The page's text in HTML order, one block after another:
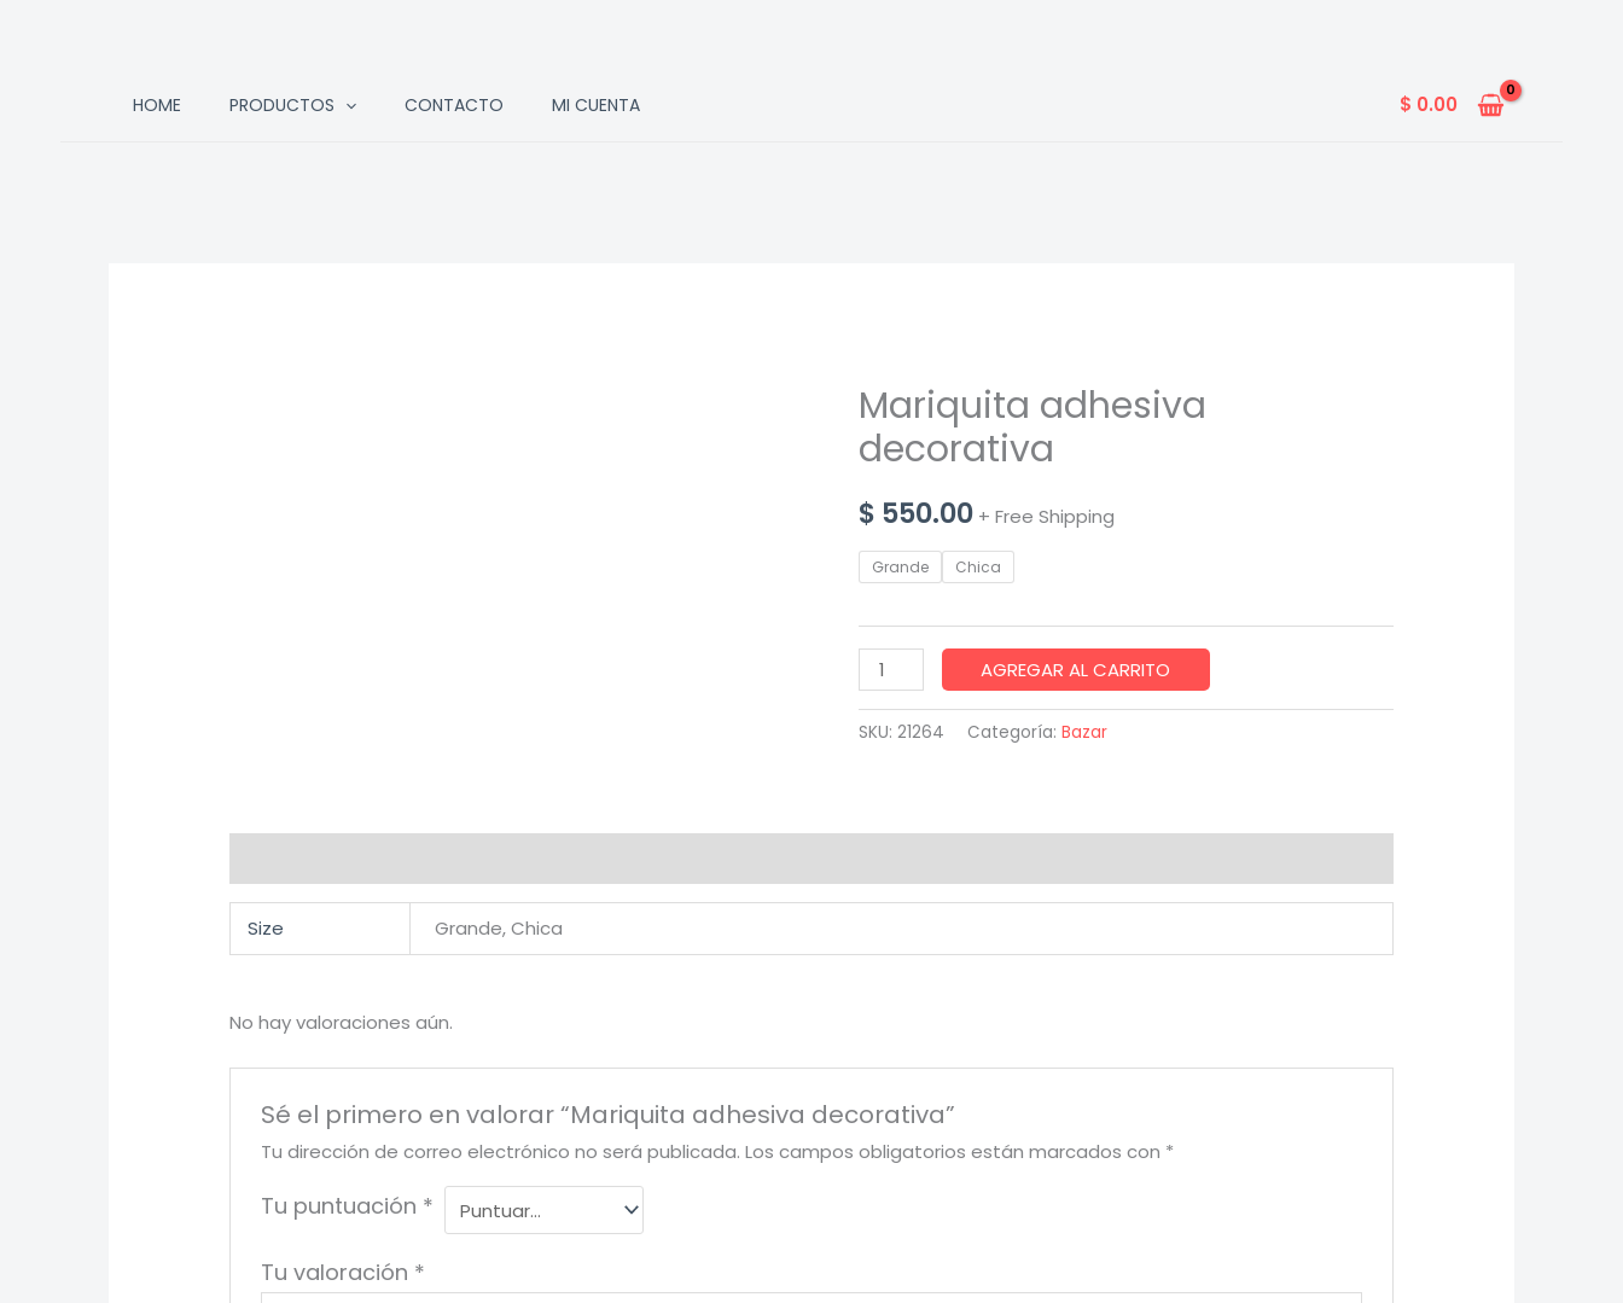
HOME PRODUCTOS CONTACTO MI CUENTA $ 0.00
Mariquita adhesiva
decorativa
$ 550.00 + Free Shipping
Grande Chica
Mariquita
adhesiva
decorativa
AGREGAR AL CARRITO
SKU: 21264 Categoría: Bazar
Size Grande, Chica
No hay valoraciones aún.
Sé el primero en valorar “Mariquita adhesiva decorativa”
Tu dirección de correo electrónico no será publicada. Los campos obligatorios están marcados con *
Tu puntuación *
Tu valoración *